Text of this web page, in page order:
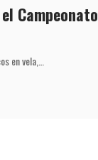
Campeonato
en vela,…